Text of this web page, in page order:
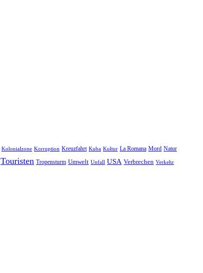
Kolonialzone Korruption Kreuzfahrt Kuba Kultur La Romana Mord Natur
Touristen Tropensturm Umwelt Unfall USA Verbrechen Verkehr